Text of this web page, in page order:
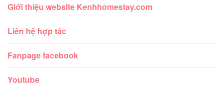
Giới thiệu website Kenhhomestay.com
Liên hệ hợp tác
Fanpage facebook
Youtube